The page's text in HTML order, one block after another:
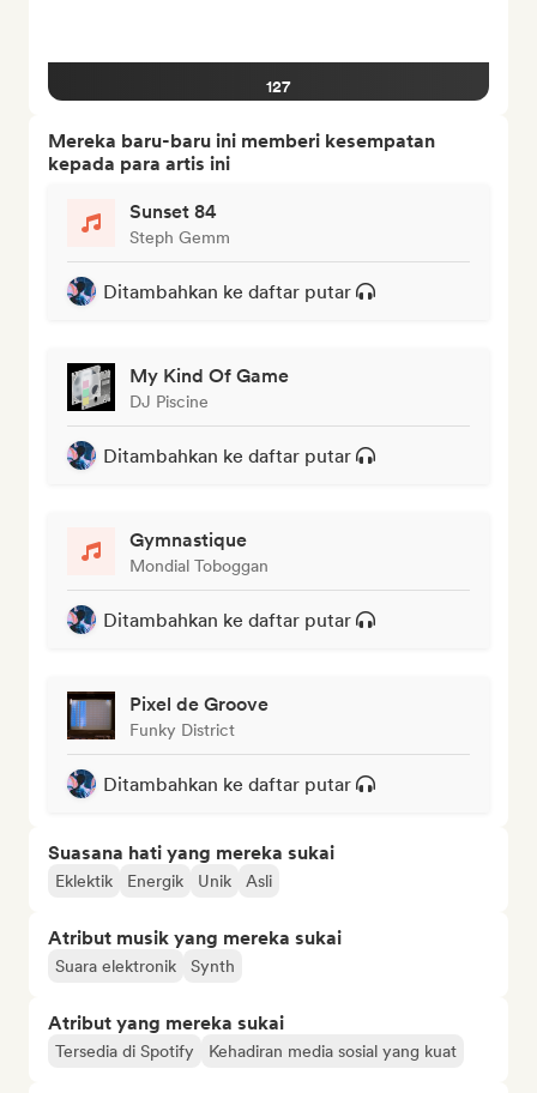
127
Mereka baru-baru ini memberi kesempatan
kepada para artis ini
Sunset 84
Steph Gemm
Ditambahkan ke daftar putar
My Kind Of Game
DJ Piscine
Ditambahkan ke daftar putar
Gymnastique
Mondial Toboggan
Ditambahkan ke daftar putar
Pixel de Groove
Funky District
Ditambahkan ke daftar putar
Suasana hati yang mereka sukai
Eklektik Energik Unik Asli
Atribut musik yang mereka sukai
Suara elektronik Synth
Atribut yang mereka sukai
Tersedia di Spotify Kehadiran media sosial yang kuat